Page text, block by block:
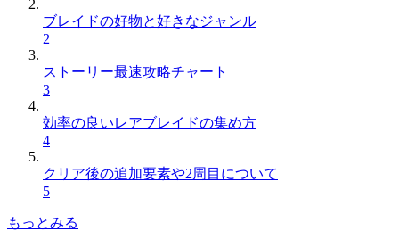
ブレイドの好物と好きなジャンル
2
ストーリー最速攻略チャート
3
効率の良いレアブレイドの集め方
4
クリア後の追加要素や2周目について
5
もっとみる